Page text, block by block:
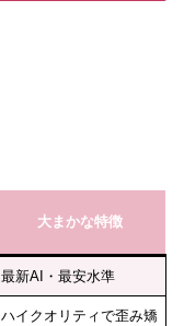
大まかな特徴
最新AI・最安水準
ハイクオリティで歪み矯